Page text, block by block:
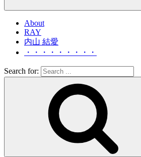
About
RAY
内山 結愛
・・・・・・・・・
Search for: